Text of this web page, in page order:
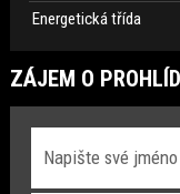
Energetická třída
ZÁJEM O